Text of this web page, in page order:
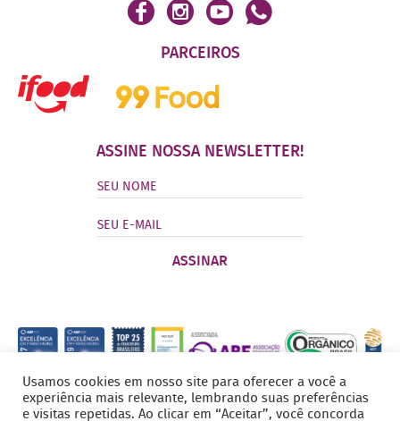
PARCEIROS
ASSINE NOSSA NEWSLETTER!
Usamos cookies em nosso site para oferecer a você a
experiência mais relevante, lembrando suas preferências
e visitas repetidas. Ao clicar em “Aceitar”, você concorda